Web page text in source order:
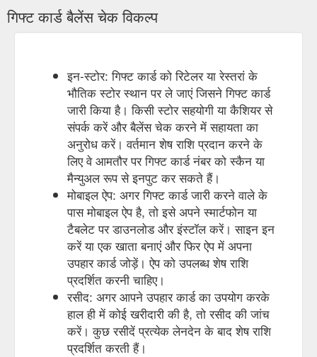
गिफ्ट कार्ड बैलेंस चेक विकल्प
इन-स्टोर: गिफ्ट कार्ड को रिटेलर या रेस्तरां के
भौतिक स्टोर स्थान पर ले जाएं जिसने गिफ्ट कार्ड
जारी किया है। किसी स्टोर सहयोगी या कैशियर से
संपर्क करें और बैलेंस चेक करने में सहायता का
अनुरोध करें। वर्तमान शेष राशि प्रदान करने के
लिए वे आमतौर पर गिफ्ट कार्ड नंबर को स्कैन या
मैन्युअल रूप से इनपुट कर सकते हैं।
मोबाइल ऐप: अगर गिफ्ट कार्ड जारी करने वाले के
पास मोबाइल ऐप है, तो इसे अपने स्मार्टफोन या
टैबलेट पर डाउनलोड और इंस्टॉल करें। साइन इन
करें या एक खाता बनाएं और फिर ऐप में अपना
उपहार कार्ड जोड़ें। ऐप को उपलब्ध शेष राशि
प्रदर्शित करनी चाहिए।
रसीद: अगर आपने उपहार कार्ड का उपयोग करके
हाल ही में कोई खरीदारी की है, तो रसीद की जांच
करें। कुछ रसीदें प्रत्येक लेनदेन के बाद शेष राशि
प्रदर्शित करती हैं।